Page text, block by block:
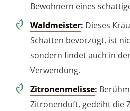
Bewohnern eines
Waldmeister: Dieses
Schatten bevorzugt, ist
sondern findet auch in
Verwendung.
Zitronenmelisse:
Zitronenduft, gedeiht die